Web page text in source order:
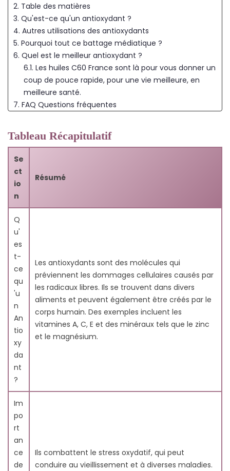
2. Table des matières
3. Qu'est-ce qu'un antioxydant ?
4. Autres utilisations des antioxydants
5. Pourquoi tout ce battage médiatique ?
6. Quel est le meilleur antioxydant ?
6.1. Les huiles C60 France sont là pour vous donner un
coup de pouce rapide, pour une vie meilleure, en
meilleure santé.
7. FAQ Questions fréquentes
7.2. Q2: Pourquoi les antioxydants sont-ils importants
pour notre santé?
7.4. Q4: Quelles sont les sources naturelles
les radicaux libres?
7.8. Q8: Tous les radicaux libres sont-ils nocifs pour le
corps?
7.9. Q9: Comment puis-je intégrer davantage
d'antioxydants dans mon alimentation?
7.10. Q10: Les antioxydants sont-ils une découverte
récente?
Tableau Récapitulatif
Se
ct
io
n
Résumé
Q
u'
es
t-
ce
qu
'u
n
An
tio
xy
da
nt
?
Les antioxydants sont des molécules qui
préviennent les dommages cellulaires causés par
les radicaux libres. Ils se trouvent dans divers
aliments et peuvent également être créés par le
corps humain. Des exemples incluent les
vitamines A, C, E et des minéraux tels que le zinc
et le magnésium.
Im
po
rt
an
ce
de
Ils combattent le stress oxydatif, qui peut
conduire au vieillissement et à diverses maladies.